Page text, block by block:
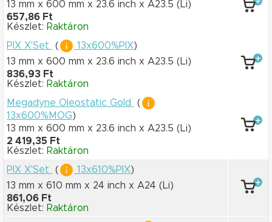
13 mm x 600 mm x 23.6 inch x A23.5 (Li)
657,86 Ft
Készlet: Raktáron
PIX X'Set
( 13x600%PIX)
13 mm x 600 mm x 23.6 inch x A23.5 (Li)
836,93 Ft
Készlet: Raktáron
Megadyne Oleostatic Gold
(
13x600%MOG)
13 mm x 600 mm x 23.6 inch x A23.5 (Li)
2 419,35 Ft
Készlet: Raktáron
PIX X'Set
( 13x610%PIX)
13 mm x 610 mm x 24 inch x A24 (Li)
861,06 Ft
Készlet: Raktáron